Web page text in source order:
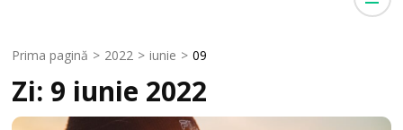
Prima pagină > 2022 > iunie > 09
Zi: 9 iunie 2022